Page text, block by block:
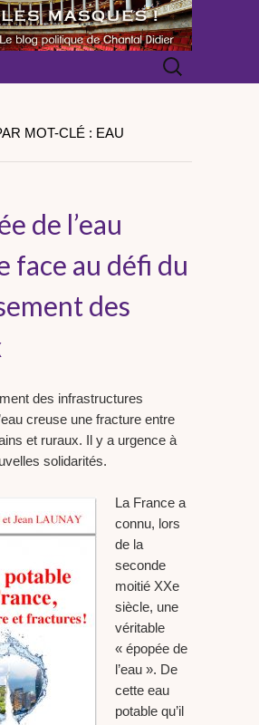
Rechercher :
MOT-CLÉ : EAU
de l’eau
face au défi du
des
des infrastructures
creuse une fracture entre
et ruraux. Il y a urgence à
solidarités.
La France a
connu, lors
de la
seconde
moitié XXe
siècle, une
véritable
« épopée de
l’eau ». De
cette eau
potable qu’il